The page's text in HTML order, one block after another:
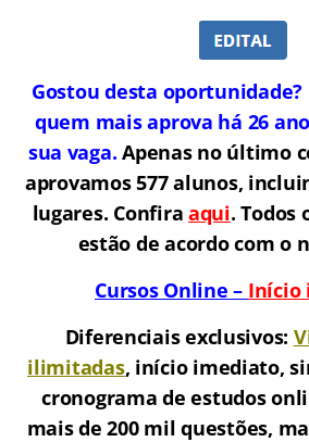
Gostou desta oportunidade?
quem mais aprova há 26
sua vaga. Apenas no último
aprovamos 577 alunos,
lugares. Confira aqui. Todos
estão de acordo com o
Cursos Online – Início
Diferenciais exclusivos:
ilimitadas, início imediato,
cronograma de estudos
mais de 200 mil questões,